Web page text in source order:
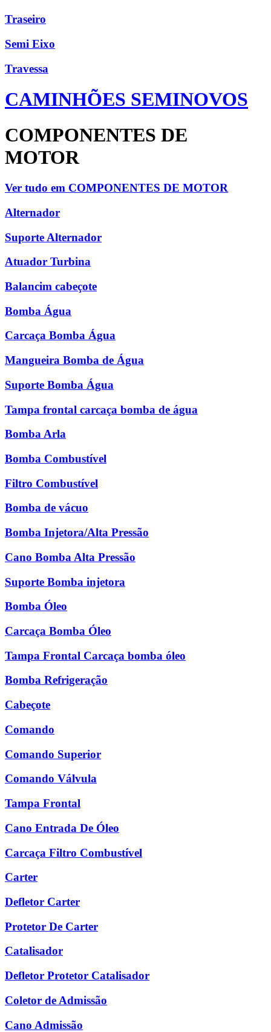
Traseiro
Semi Eixo
Travessa
CAMINHÕES SEMINOVOS
COMPONENTES DE
MOTOR
Ver tudo em COMPONENTES DE MOTOR
Alternador
Suporte Alternador
Atuador Turbina
Balancim cabeçote
Bomba Água
Carcaça Bomba Água
Mangueira Bomba de Água
Suporte Bomba Água
Tampa frontal carcaça bomba de água
Bomba Arla
Bomba Combustível
Filtro Combustível
Bomba de vácuo
Bomba Injetora/Alta Pressão
Cano Bomba Alta Pressão
Suporte Bomba injetora
Bomba Óleo
Carcaça Bomba Óleo
Tampa Frontal Carcaça bomba óleo
Bomba Refrigeração
Cabeçote
Comando
Comando Superior
Comando Válvula
Tampa Frontal
Cano Entrada De Óleo
Carcaça Filtro Combustível
Carter
Defletor Carter
Protetor De Carter
Catalisador
Defletor Protetor Catalisador
Coletor de Admissão
Cano Admissão